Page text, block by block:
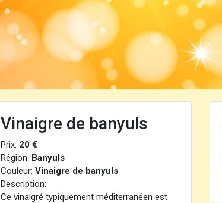
Vinaigre de banyuls
Prix: 20 €
Région: Banyuls
Couleur: Vinaigre de banyuls
Description:
Ce vinaigré typiquement méditerranéen est